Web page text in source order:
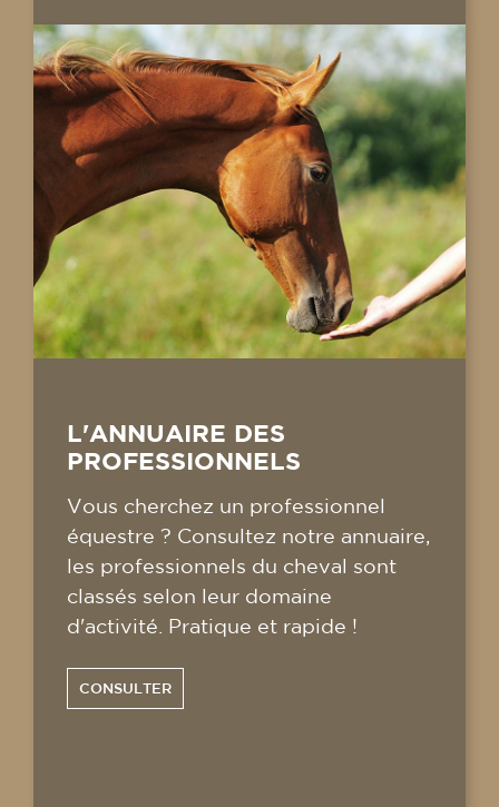
L'ANNUAIRE DES
PROFESSIONNELS
Vous cherchez un professionnel
équestre ? Consultez notre annuaire,
les professionnels du cheval sont
classés selon leur domaine
d'activité. Pratique et rapide !
CONSULTER